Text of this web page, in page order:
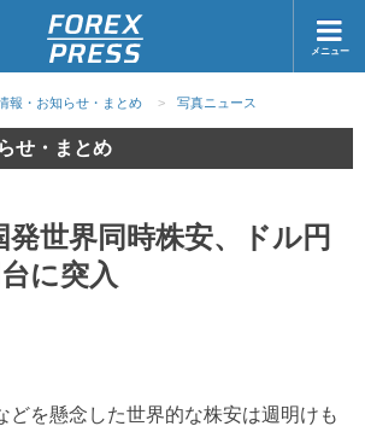
メニュー
ニュース
動画
報・お知らせ・まとめ > 写真ニュース
せ・まとめ
発世界同時株安、ドル円
に突入
どを懸念した世界的な株安は週明けも